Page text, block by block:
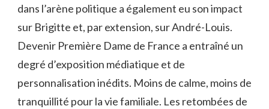
dans l’arène politique a également eu son impact
sur Brigitte et, par extension, sur André-Louis.
Devenir Première Dame de France a entraîné un
degré d’exposition médiatique et de
personnalisation inédits. Moins de calme, moins de
tranquillité pour la vie familiale. Les retombées de